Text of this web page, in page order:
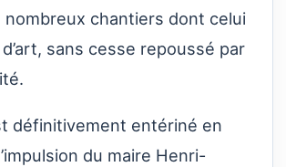
nombreux chantiers dont celui
d’art, sans cesse repoussé par
définitivement entériné en
du maire Henri-